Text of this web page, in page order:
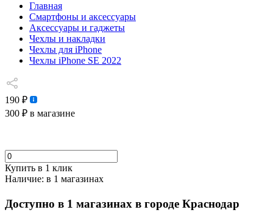
Главная
Смартфоны и аксессуары
Аксессуары и гаджеты
Чехлы и накладки
Чехлы для iPhone
Чехлы iPhone SE 2022
190 ₽
300 ₽ в магазине
Купить в 1 клик
Наличие: в 1 магазинах
Доступно в 1 магазинах в городе Краснодар